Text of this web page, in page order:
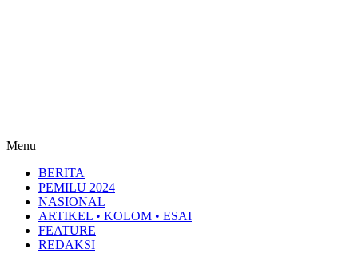
Menu
BERITA
PEMILU 2024
NASIONAL
ARTIKEL • KOLOM • ESAI
FEATURE
REDAKSI